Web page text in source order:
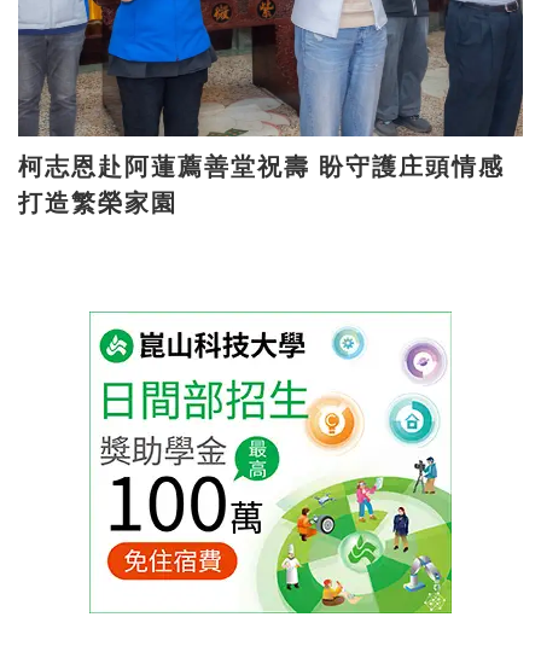
柯志恩赴阿蓮薦善堂祝壽 盼守護庄頭情感
打造繁榮家園